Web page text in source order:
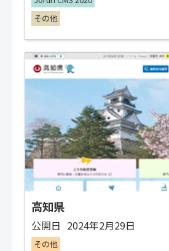
その他
高知県
公開日 2024年2月29日
その他